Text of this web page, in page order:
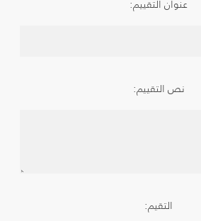
عنوان التقييم:
نص التقييم:
التقيم: